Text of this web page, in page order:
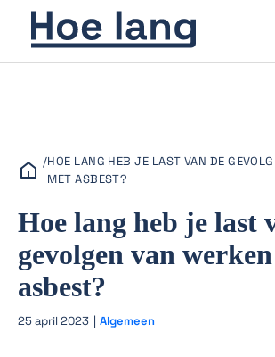
/HOE LANG HEB JE LAST VAN DE
MET ASBEST?
Hoe lang heb je last
gevolgen van
asbest?
25 april 2023 | Algemeen